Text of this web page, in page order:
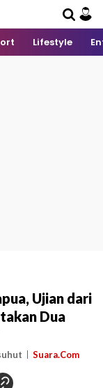
Lifestyle
Ujian dari
Dua
Suara.Com